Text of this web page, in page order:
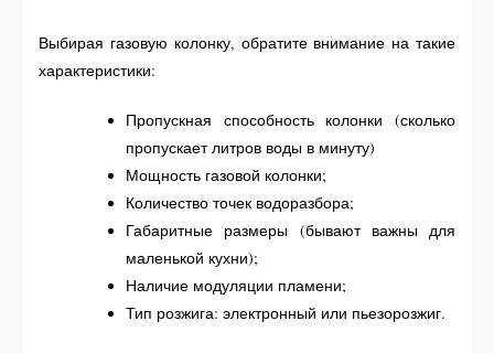
Выбирая газовую колонку, обратите внимание на такие
характеристики:
Пропускная способность колонки (сколько
пропускает литров воды в минуту)
Мощность газовой колонки;
Количество точек водоразбора;
Габаритные размеры (бывают важны для
маленькой кухни);
Наличие модуляции пламени;
Тип розжига: электронный или пьезорозжиг.